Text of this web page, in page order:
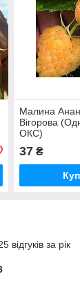
Малина
Вігорова
ОКС)
37₴
відгуків за рік